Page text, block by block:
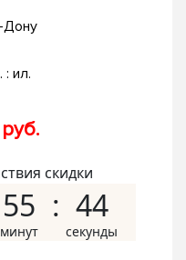
Дону
: ил.
скидки
55 43